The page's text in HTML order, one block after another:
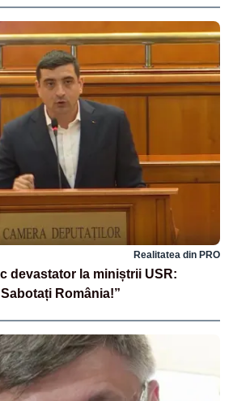
Realitatea din PRO
devastator la miniștrii USR:
România!”